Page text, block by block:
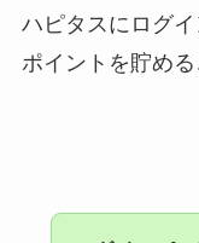
ハピタスにログ
ポイントを貯める